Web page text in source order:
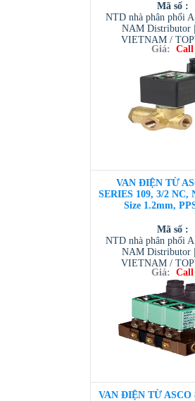
Mã số :
NTD nhà phân phối
NAM Distributor
VIETNAM /
VIETNAM /
/ TESCOM
Giá: Call
VAN ĐIỆN TỪ
SERIES 109, 3/2 NC,
Size 1.2mm,
Mã số :
NTD nhà phân phối
NAM Distributor
VIETNAM /
VIETNAM /
/ TESCOM
Giá: Call
VAN ĐIỆN TỪ ASCO